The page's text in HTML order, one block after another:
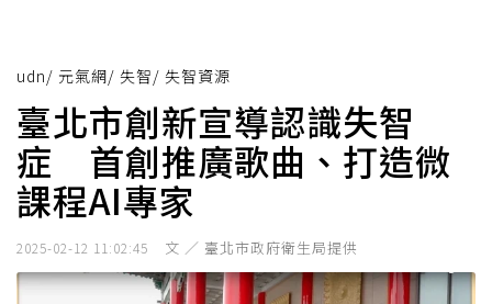
udn/ 元氣網/ 失智/ 失智資源
臺北市創新宣導認識失智
症 首創推廣歌曲、打造微
課程AI專家
2025-02-12 11:02:45 文 ／ 臺北市政府衛生局提供